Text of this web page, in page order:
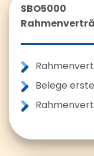
SBO5000
Belege